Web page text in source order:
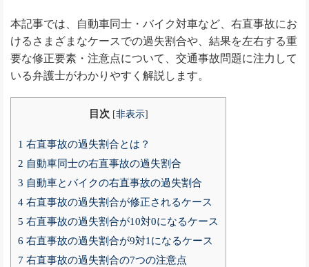
本記事では、自動車同士・バイク対車など、右直事故にお
けるさまざまなケースでの過失割合や、結果を左右する重
要な修正要素・注意点について、交通事故問題に注力して
いる弁護士がわかりやすく解説します。
目次 [非表示]
1 右直事故の過失割合とは？
2 自動車同士の右直事故の過失割合
3 自動車とバイクの右直事故の過失割合
4 右直事故の過失割合が修正されるケース
5 右直事故の過失割合が10対0になるケース
6 右直事故の過失割合が9対1になるケース
7 右直事故の過失割合の7つの注意点